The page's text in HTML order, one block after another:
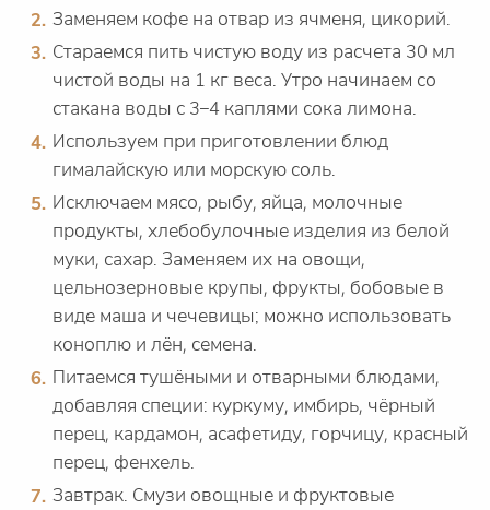
Заменяем кофе на отвар из ячменя, цикорий.
Стараемся пить чистую воду из расчета 30 мл
чистой воды на 1 кг веса. Утро начинаем со
стакана воды с 3–4 каплями сока лимона.
Используем при приготовлении блюд
гималайскую или морскую соль.
Исключаем мясо, рыбу, яйца, молочные
продукты, хлебобулочные изделия из белой
муки, сахар. Заменяем их на овощи,
цельнозерновые крупы, фрукты, бобовые в
виде маша и чечевицы; можно использовать
коноплю и лён, семена.
Питаемся тушёными и отварными блюдами,
добавляя специи: куркуму, имбирь, чёрный
перец, кардамон, асафетиду, горчицу, красный
перец, фенхель.
Завтрак. Смузи овощные и фруктовые